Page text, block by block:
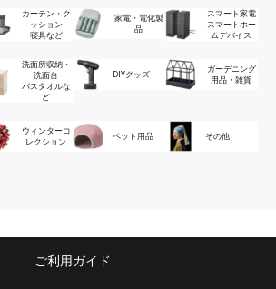
カーテン・ク
ッション
寝具など
家電・電化製
品
スマート家電
スマートホー
ムデバイス
洗面所収納・
洗面台
バスタオルな
ど
DIYグッズ
ガーデニング
用品・雑貨
ウィンターコ
レクション
ペット用品 その他
ご利用ガイド